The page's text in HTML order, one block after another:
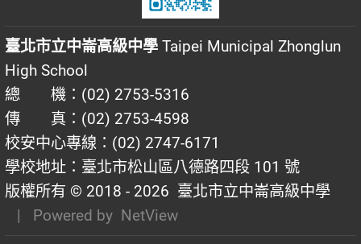
臺北市立中崙高級中學 Taipei Municipal Zhonglun
High School
總 機：(02) 2753-5316
傳 真：(02) 2753-4598
校安中心專線：(02) 2747-6171
學校地址：臺北市松山區八德路四段 101 號
版權所有 © 2018 - 2026 臺北市立中崙高級中學
| Powered by NetView